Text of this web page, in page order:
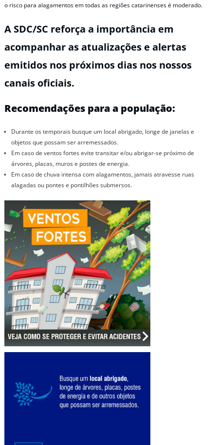
o risco para alagamentos em todas as regiões catarinenses é moderado.
A SDC/SC reforça a importância em
acompanhar as atualizações e alertas
emitidos nos próximos dias nos nossos
canais oficiais.
Recomendações para a população:
Durante os temporais busque um local abrigado, longe de janelas e
objetos que possam ser arremessados.
Em caso de ventos fortes evite transitar e/ou abrigar-se próximo de
árvores, placas, muros e postes de energia.
Em caso de chuva intensa com alagamentos, jamais atravesse ruas
alagadas ou pontes e pontilhões submersos.